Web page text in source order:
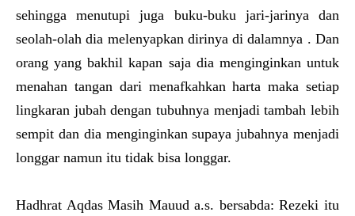
sehingga menutupi juga buku-buku jari-jarinya dan
seolah-olah dia melenyapkan dirinya di dalamnya . Dan
orang yang bakhil kapan saja dia menginginkan untuk
menahan tangan dari menafkahkan harta maka setiap
lingkaran jubah dengan tubuhnya menjadi tambah lebih
sempit dan dia menginginkan supaya jubahnya menjadi
longgar namun itu tidak bisa longgar.
Hadhrat Aqdas Masih Mauud a.s. bersabda: Rezeki itu